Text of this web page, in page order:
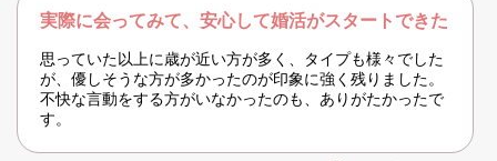
実際に会ってみて、安心して婚活がスタートできた
思っていた以上に歳が近い方が多く、タイプも様々でした
が、優しそうな方が多かったのが印象に強く残りました。
不快な言動をする方がいなかったのも、ありがたかったで
す。